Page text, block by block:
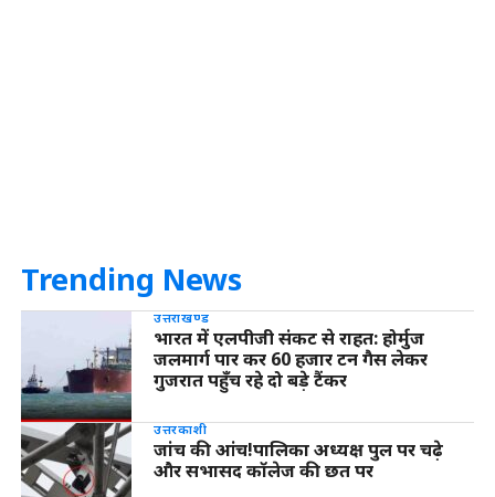
Trending News
उत्तराखण्ड
भारत में एलपीजी संकट से राहत: होर्मुज
जलमार्ग पार कर 60 हजार टन गैस लेकर
गुजरात पहुँच रहे दो बड़े टैंकर
उत्तरकाशी
जांच की आंच!पालिका अध्यक्ष पुल पर चढ़े
और सभासद कॉलेज की छत पर